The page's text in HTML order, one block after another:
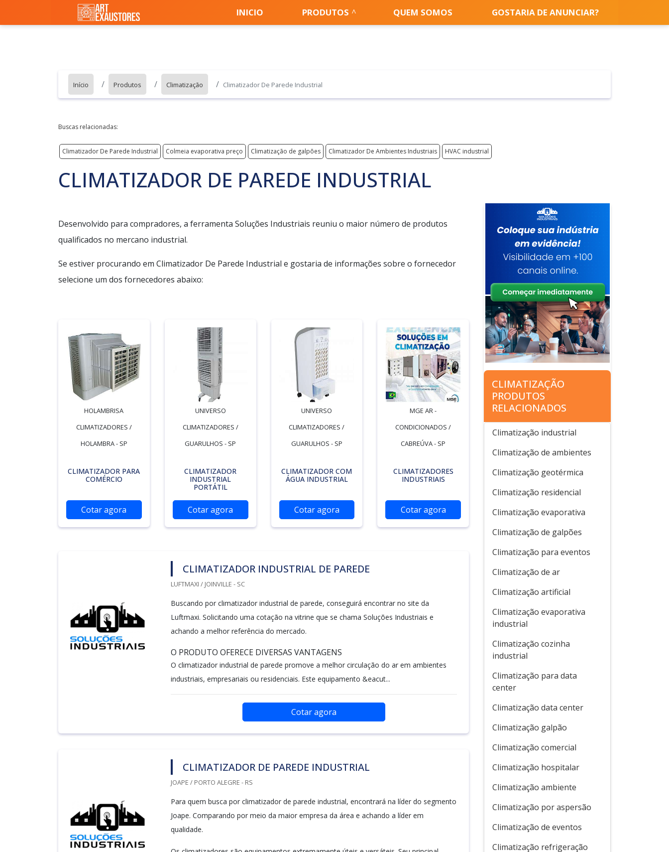
INICIO PRODUTOS QUEM SOMOS GOSTARIA DE ANUNCIAR?
Início Produtos Climatização Climatizador De Parede Industrial
Buscas relacionadas:
Climatizador De Parede Industrial Colmeia evaporativa preço Climatização de galpões Climatizador De Ambientes Industriais HVAC industrial
CLIMATIZADOR DE PAREDE INDUSTRIAL
Desenvolvido para compradores, a ferramenta Soluções Industriais reuniu o maior número de produtos
qualificados no mercano industrial.
Se estiver procurando em Climatizador De Parede Industrial e gostaria de informações sobre o fornecedor
selecione um dos fornecedores abaixo:
HOLAMBRISA
CLIMATIZADORES /
HOLAMBRA - SP
CLIMATIZADOR PARA
COMÉRCIO
Cotar agora
UNIVERSO
CLIMATIZADORES /
GUARULHOS - SP
CLIMATIZADOR
INDUSTRIAL
PORTÁTIL
Cotar agora
UNIVERSO
CLIMATIZADORES /
GUARULHOS - SP
CLIMATIZADOR COM
ÁGUA INDUSTRIAL
Cotar agora
MGE AR -
CONDICIONADOS /
CABREÚVA - SP
CLIMATIZADORES
INDUSTRIAIS
Cotar agora
CLIMATIZADOR INDUSTRIAL DE PAREDE
LUFTMAXI / JOINVILLE - SC
Buscando por climatizador industrial de parede, conseguirá encontrar no site da
Luftmaxi. Solicitando uma cotação na vitrine que se chama Soluções Industriais e
achando a melhor referência do mercado.
O PRODUTO OFERECE DIVERSAS VANTAGENS
O climatizador industrial de parede promove a melhor circulação do ar em ambientes
industriais, empresariais ou residenciais. Este equipamento &eacut...
Cotar agora
CLIMATIZADOR DE PAREDE INDUSTRIAL
JOAPE / PORTO ALEGRE - RS
Para quem busca por climatizador de parede industrial, encontrará na líder do segmento
Joape. Comparando por meio da maior empresa da área e achando a líder em
qualidade.
CLIMATIZAÇÃO
PRODUTOS
RELACIONADOS
Climatização industrial
Climatização de ambientes
Climatização geotérmica
Climatização residencial
Climatização evaporativa
Climatização de galpões
Climatização para eventos
Climatização de ar
Climatização artificial
Climatização evaporativa
industrial
Climatização cozinha
industrial
Climatização para data
center
Climatização data center
Climatização galpão
Climatização comercial
Climatização hospitalar
Climatização ambiente
Climatização por aspersão
Climatização de eventos
Climatização refrigeração